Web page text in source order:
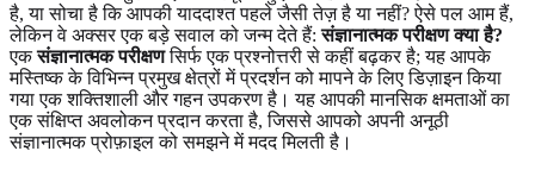
है, या सोचा है कि आपकी याददाश्त पहले जैसी तेज़ है या नहीं? ऐसे पल आम हैं,
लेकिन वे अक्सर एक बड़े सवाल को जन्म देते हैं:संज्ञानात्मक परीक्षण क्या है?
एकसंज्ञानात्मक परीक्षणसिर्फ एक प्रश्नोत्तरी से कहीं बढ़कर है; यह आपके
मस्तिष्क के विभिन्न प्रमुख क्षेत्रों में प्रदर्शन को मापने के लिए डिज़ाइन किया
गया एक शक्तिशाली और गहन उपकरण है। यह आपकी मानसिक क्षमताओं का
एक संक्षिप्त अवलोकन प्रदान करता है, जिससे आपको अपनी अनूठी
संज्ञानात्मक प्रोफ़ाइल को समझने में मदद मिलती है।